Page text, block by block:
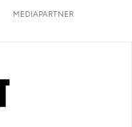
MEDIAPARTNER